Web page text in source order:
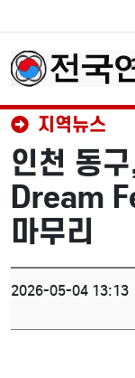
지역뉴스
인천 동
Dream
마무리
2026-05-04 13:13